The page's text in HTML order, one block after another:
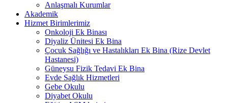
Anlaşmalı Kurumlar
Akademik
Hizmet Birimlerimiz
Onkoloji Ek Binası
Diyaliz Ünitesi Ek Bina
Çocuk Sağlığı ve Hastalıkları Ek Bina (Rize Devlet
Hastanesi)
Güneysu Fizik Tedavi Ek Bina
Evde Sağlık Hizmetleri
Gebe Okulu
Diyabet Okulu